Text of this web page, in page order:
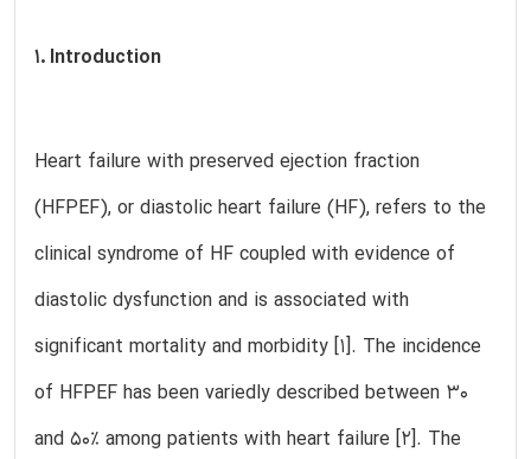
1. Introduction
Heart failure with preserved ejection fraction
(HFPEF), or diastolic heart failure (HF), refers to the
clinical syndrome of HF coupled with evidence of
diastolic dysfunction and is associated with
significant mortality and morbidity [1]. The incidence
of HFPEF has been variedly described between 30
and 50% among patients with heart failure [2]. The